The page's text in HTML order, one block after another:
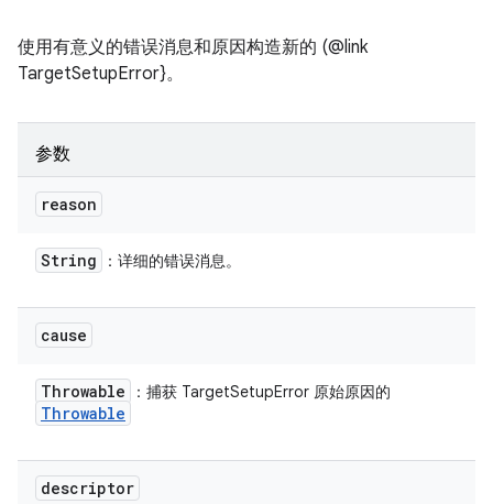
使用有意义的错误消息和原因构造新的 (@link
TargetSetupError}。
参数
reason
String ：详细的错误消息。
cause
Throwable ：捕获 TargetSetupError 原始原因的
Throwable
descriptor